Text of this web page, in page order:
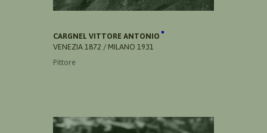
CARGNEL VITTORE ANTONIO
VENEZIA 1872 / MILANO 1931
Pittore